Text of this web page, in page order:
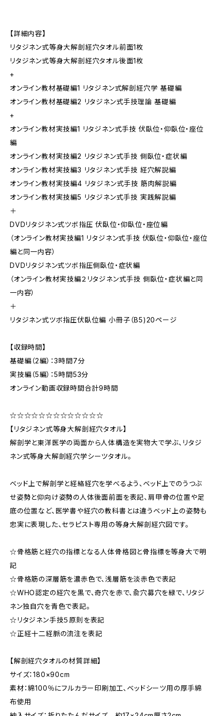
【詳細内容】
リタジネン式等身大解剖経穴タオル前面1枚
リタジネン式等身大解剖経穴タオル後面1枚
+
オンライン教材基礎編1 リタジネン式解剖経穴学 基礎編
オンライン教材基礎編2 リタジネン式手技理論 基礎編
+
オンライン教材実技編1 リタジネン式手技 伏臥位・仰臥位・座位
編
オンライン教材実技編2 リタジネン式手技 側臥位・症状編
オンライン教材実技編3 リタジネン式手技 経穴解説編
オンライン教材実技編4 リタジネン式手技 筋肉解説編
オンライン教材実技編5 リタジネン式手技 実践解説編
＋
DVDリタジネン式ツボ指圧 伏臥位・仰臥位・座位編
（オンライン教材実技編1 リタジネン式手技 伏臥位・仰臥位・座位
編と同一内容）
DVDリタジネン式ツボ指圧側臥位・症状編
（オンライン教材実技編２リタジネン式手技 側臥位・症状編と同
一内容）
＋
リタジネン式ツボ指圧伏臥位編 小冊子（B5)20ページ
【収録時間】
基礎編（2編）：3時間7分
実技編（5編）：5時間53分
オンライン動画収録時間合計9時間
☆☆☆☆☆☆☆☆☆☆☆☆☆
【リタジネン式等身大解剖経穴タオル】
解剖学と東洋医学の両面から人体構造を実物大で学ぶ、リタジ
ネン式等身大解剖経穴学シーツタオル。
ベッド上で解剖学と経絡経穴を学べるよう、ベッド上でのうつぶ
せ姿勢と仰向け姿勢の人体後面前面を表記、肩甲骨の位置や足
底の位置など、医学書や経穴の教科書とは違うベッド上の姿勢も
忠実に表現した、セラピスト専用の等身大解剖経穴図です。
☆骨格筋と経穴の指標となる人体骨格図と骨指標を等身大で明
記
☆骨格筋の深層筋を濃赤色で、浅層筋を淡赤色で表記
☆WHO認定の経穴を黒で、奇穴を赤で、兪穴募穴を緑で、リタジ
ネン独自穴を青色で表記。
☆リタジネン手技５原則を表記
☆正経十二経脈の流注を表記
【解剖経穴タオルの材質詳細】
サイズ：180×90cm
素材：綿100％にフルカラー印刷加工、ベッドシーツ用の厚手綿
布使用